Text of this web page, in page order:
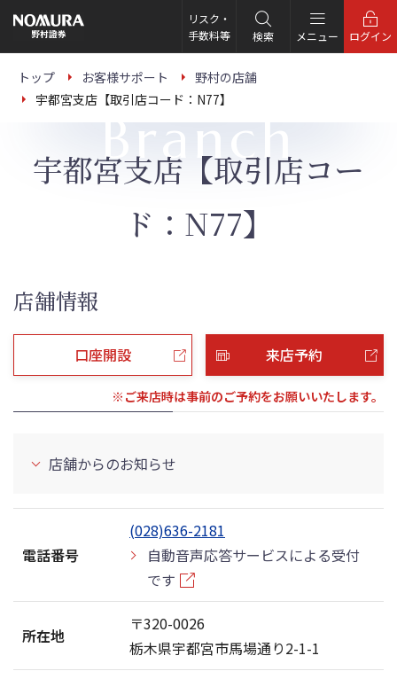
の
ー
リスク・
手数料等
検索 メニュー ログイン
トップ お客様サポート
野村の店舗
宇都宮支店【取引店コード：N77】
Branch
宇都宮支店【取引店コー
ド：N77】
店舗情報
口座開設 来店予約
※ご来店時は事前のご予約をお願いいたします。
店舗からのお知らせ
電話番号
(028)636-2181
自動音声応答サービスによる受付
です
所在地
〒320-0026
栃木県宇都宮市馬場通り2-1-1